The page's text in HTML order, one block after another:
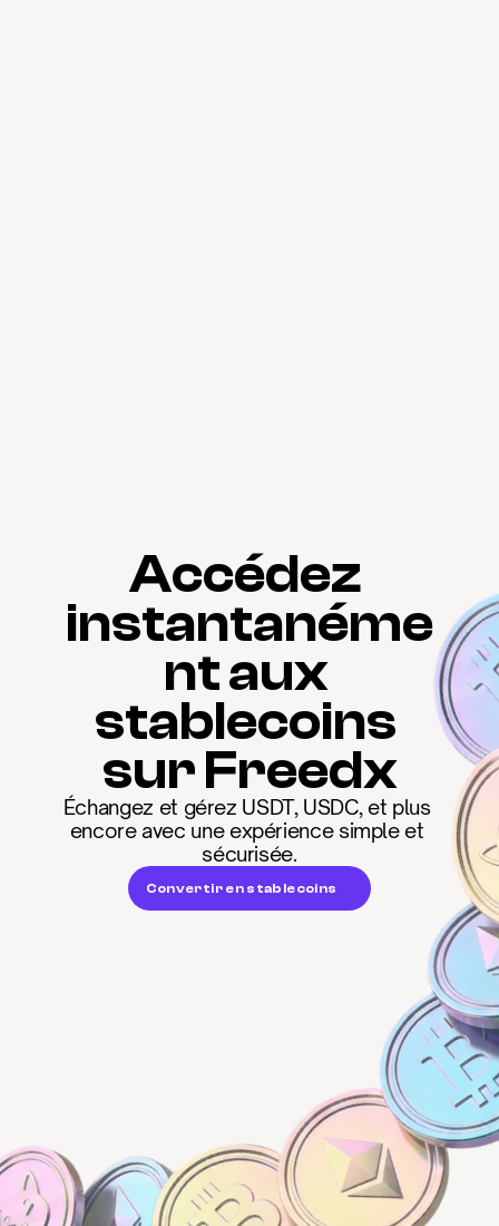
Accédez
instantanéme
nt aux
stablecoins
sur Freedx
Échangez et gérez USDT, USDC, et plus
encore avec une expérience simple et
sécurisée.
Convertir en stablecoins